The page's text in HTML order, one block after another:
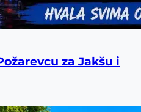
za Jakšu i